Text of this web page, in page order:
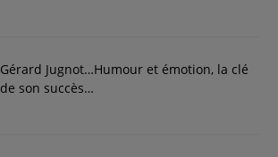
Gérard Jugnot…Humour et émotion, la clé
de son succès…